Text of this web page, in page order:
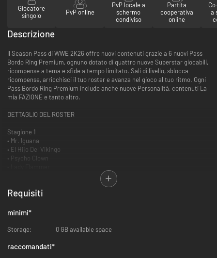
Giocatore
singolo
PvP online
PvP locale a
schermo
condiviso
Partita
cooperativa
online
a
Descrizione
Il Season Pass di WWE 2K26 offre nuovi contenuti grazie a 6 nuovi Pass
Bordo Ring Premium, ognuno dotato di quattro nuove Superstar giocabili,
ricompense a tema e sfide a tempo limitato. Sali di livello, sblocca
ricompense, arricchisci il tuo roster e avanza nel gioco al tuo ritmo. Ogni
Pass Bordo Ring Premium include anche nuove Personalità, contenuti La
mia FAZIONE e tanto altro.
DETTAGLIO DEL ROSTER
Stagione 1
• Mr. Iguana
• El Hijo Del Vikingo
• Psycho Clown
• Ax
• Crush
• Matt Cardona
Requisiti
minimi*
Storage: 0 GB available space
raccomandati*